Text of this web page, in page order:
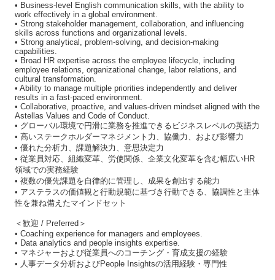
• Business-level English communication skills, with the ability to
work effectively in a global environment.
• Strong stakeholder management, collaboration, and influencing
skills across functions and organizational levels.
• Strong analytical, problem-solving, and decision-making
capabilities.
• Broad HR expertise across the employee lifecycle, including
employee relations, organizational change, labor relations, and
cultural transformation.
• Ability to manage multiple priorities independently and deliver
results in a fast-paced environment.
• Collaborative, proactive, and values-driven mindset aligned with the
Astellas Values and Code of Conduct.
• グローバル環境で円滑に業務を推進できるビジネスレベルの英語力
• 高いステークホルダーマネジメント力、協働力、および影響力
• 優れた分析力、課題解決力、意思決定力
• 従業員対応、組織変革、労使関係、企業文化変革を含む幅広いHR
領域での実務経験
• 複数の優先課題を自律的に管理し、成果を創出する能力
• アステラスの価値観と行動規範に基づき行動できる、協調性と主体
性を兼ね備えたマインドセット
＜歓迎 / Preferred＞
• Coaching experience for managers and employees.
• Data analytics and people insights expertise.
• マネジャーおよび従業員へのコーチング・育成支援の経験
• 人事データ分析およびPeople Insightsの活用経験・専門性